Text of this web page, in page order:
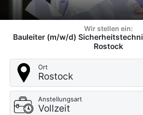
Wir stellen ein:
Bauleiter (m/w/d)
Rostock
Ort
Rostock
Anstellungsart
Vollzeit